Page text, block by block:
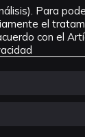
Para
el
con el